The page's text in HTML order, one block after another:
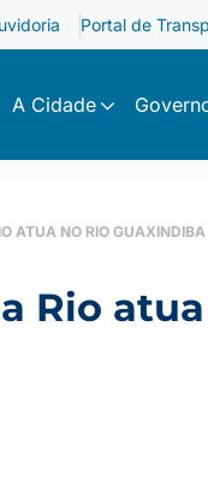
Portal de
A Cidade
ATUA NO RIO GUAXINDIBA
Rio